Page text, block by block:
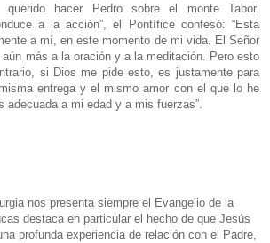
hacer Pedro sobre el monte Tabor.
a la acción”, el Pontífice confesó: “Esta
a mí, en este momento de mi vida. El Señor
aún más a la oración y a la meditación. Pero esto
si Dios me pide esto, es justamente para
entrega y el mismo amor con el que lo he
a mi edad y a mis fuerzas”.
nos presenta siempre el Evangelio de la
destaca en particular el hecho de que Jesús
profunda experiencia de relación con el Padre,